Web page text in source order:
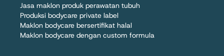
Jasa maklon produk perawatan tubuh
Produksi bodycare private label
Maklon bodycare bersertifikat halal
Maklon bodycare dengan custom formula